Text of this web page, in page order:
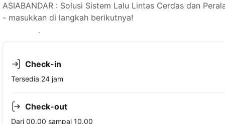
ASIABANDAR : Solusi Sistem Lalu Lintas Cerdas dan
- masukkan di langkah berikutnya!
Lihat ketersediaan
Check-in
Tersedia 24 jam
Check-out
Dari 00.00 sampai 10.00